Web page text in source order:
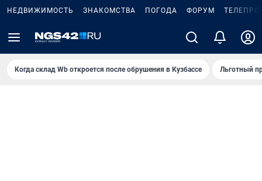
НЕДВИЖИМОСТЬ ЗНАКОМСТВА ПОГОДА ФОРУМ
Когда склад Wb откроется после обрушения в Кузбассе Льготный